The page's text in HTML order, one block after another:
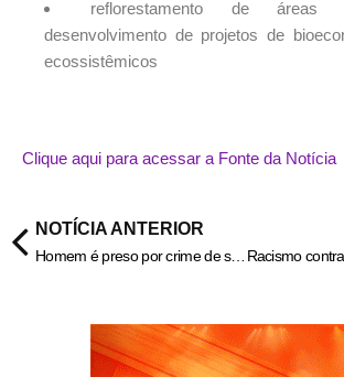
reflorestamento de áreas
desenvolvimento de projetos de
ecossistêmicos
Clique aqui para acessar a Fonte da Notícia
NOTÍCIA ANTERIOR
Homem é preso por crime de stalking à ex-companheira, em Mozarlândia – Policia Civil do Estado de Goiás